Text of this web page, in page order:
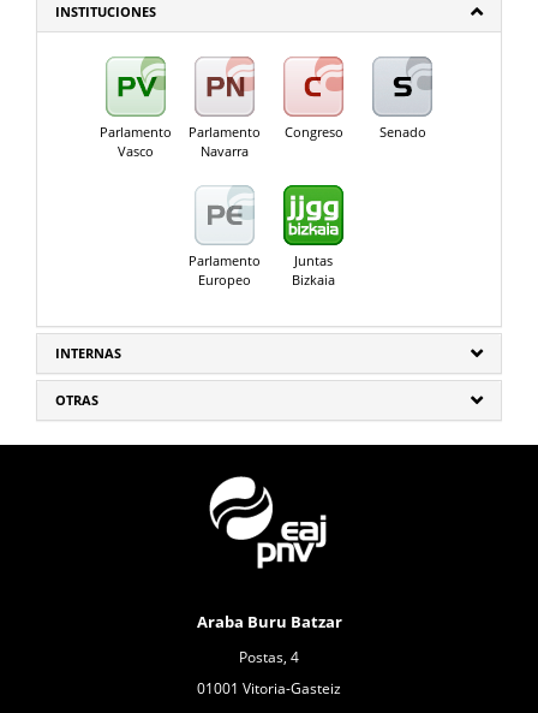
INSTITUCIONES
Parlamento
Vasco
Parlamento
Navarra
Congreso Senado
Parlamento
Europeo
Juntas
Bizkaia
INTERNAS
OTRAS
Araba Buru Batzar
Postas, 4
01001 Vitoria-Gasteiz